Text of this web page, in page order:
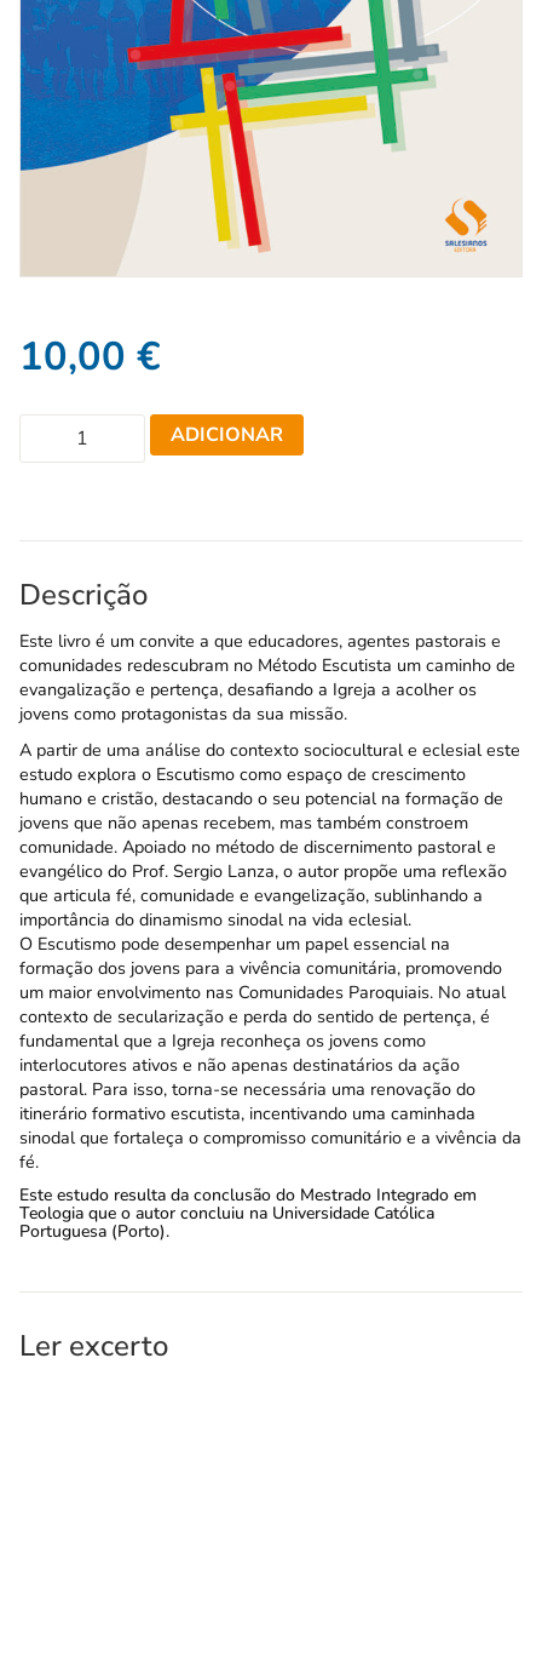
10,00 €
ADICIONAR
Descrição
Este livro é um convite a que educadores, agentes pastorais e
comunidades redescubram no Método Escutista um caminho de
evangalização e pertença, desafiando a Igreja a acolher os
jovens como protagonistas da sua missão.
A partir de uma análise do contexto sociocultural e eclesial este
estudo explora o Escutismo como espaço de crescimento
humano e cristão, destacando o seu potencial na formação de
jovens que não apenas recebem, mas também constroem
comunidade. Apoiado no método de discernimento pastoral e
evangélico do Prof. Sergio Lanza, o autor propõe uma reflexão
que articula fé, comunidade e evangelização, sublinhando a
importância do dinamismo sinodal na vida eclesial.
O Escutismo pode desempenhar um papel essencial na
formação dos jovens para a vivência comunitária, promovendo
um maior envolvimento nas Comunidades Paroquiais. No atual
contexto de secularização e perda do sentido de pertença, é
fundamental que a Igreja reconheça os jovens como
interlocutores ativos e não apenas destinatários da ação
pastoral. Para isso, torna-se necessária uma renovação do
itinerário formativo escutista, incentivando uma caminhada
sinodal que fortaleça o compromisso comunitário e a vivência da
fé.
Este estudo resulta da conclusão do Mestrado Integrado em
Teologia que o autor concluiu na Universidade Católica
Portuguesa (Porto).
Ler excerto